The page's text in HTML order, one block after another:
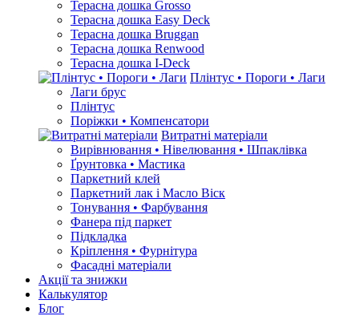
Терасна дошка Grosso
Терасна дошка Easy Deck
Терасна дошка Bruggan
Терасна дошка Renwood
Терасна дошка I-Deck
Плінтус • Пороги • Лаги
Лаги брус
Плінтус
Поріжки • Компенсатори
Витратні матеріали
Вирівнювання • Нівелювання • Шпаклівка
Ґрунтовкa • Мастика
Паркетний клей
Паркетний лак і Масло Віск
Тонування • Фарбування
Фанера під паркет
Підкладка
Кріплення • Фурнітура
Фасадні матеріали
Акції та знижки
Калькулятор
Блог